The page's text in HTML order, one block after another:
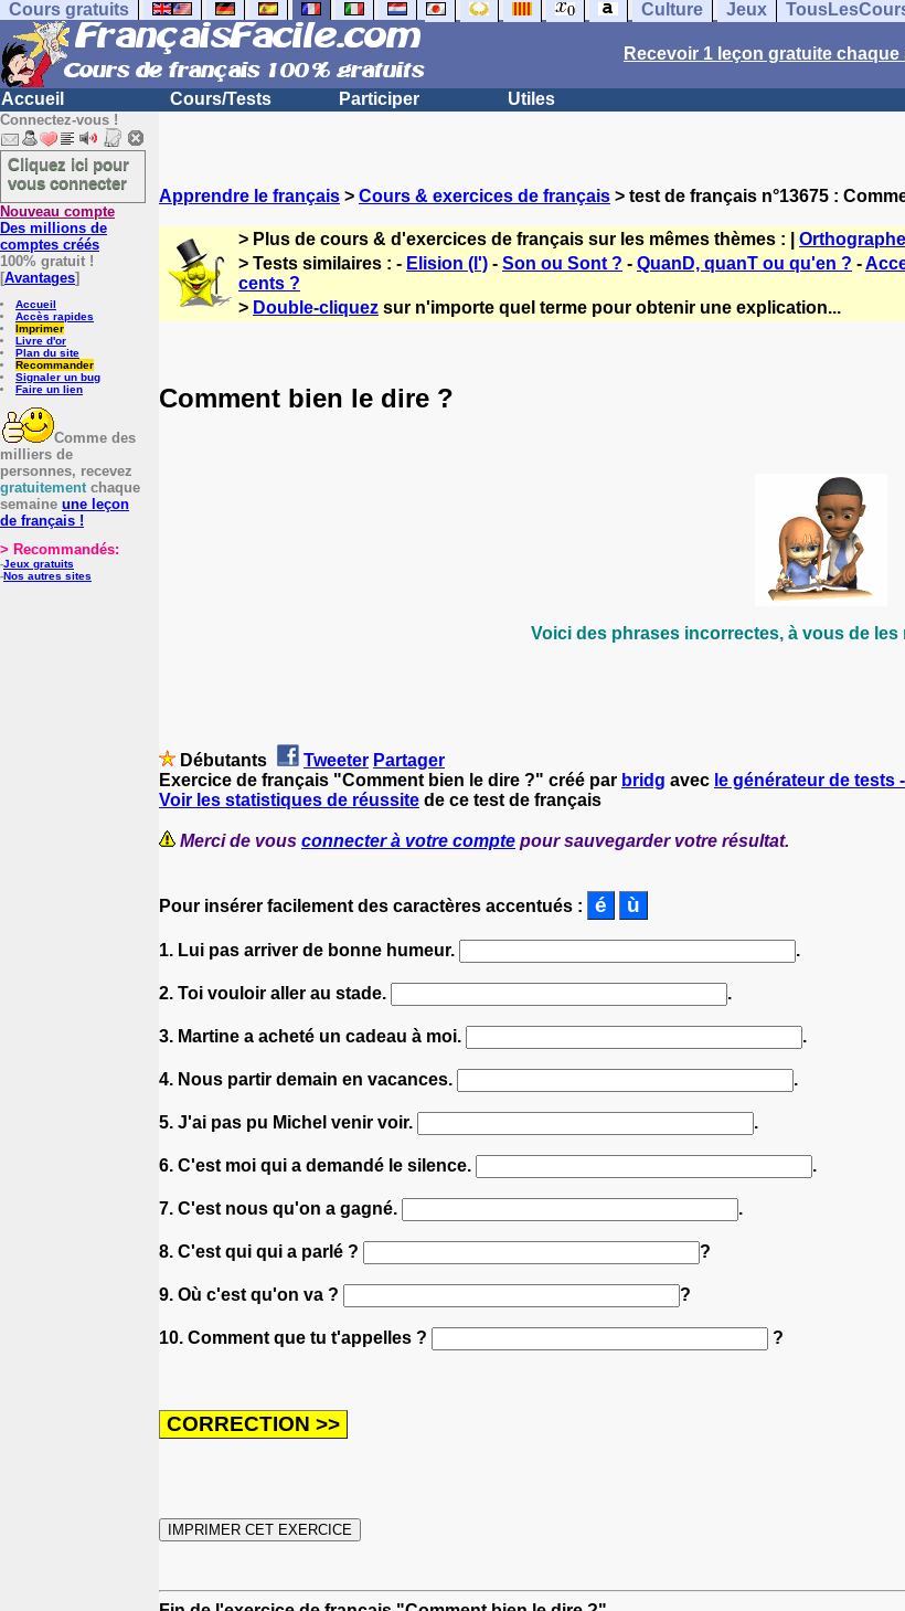
Cours gratuits Culture Jeux
Recevoir 1 leçon gratuite chaque
Accueil Cours/Tests Participer Utiles
Connectez-vous !
Cliquez ici pour
vous connecter
Nouveau compte
Des millions de
comptes créés
100% gratuit !
[Avantages]
Accueil
Accès rapides
Imprimer
Livre d'or
Plan du site
Recommander
Signaler un bug
Faire un lien
Comme des
milliers de
personnes, recevez
gratuitementchaque
semaine une leçon
de français !
> Recommandés:
-Jeux gratuits
-Nos autres sites
Apprendre le français > Cours & exercices de français > test de français n°13675 :
> Plus de cours & d'exercices de français sur les mêmes thèmes : | Orthographe
> Tests similaires : - Elision (l') - Son ou Sont ? - QuanD, quanT ou qu'en ? -
cents ?
> Double-cliquez sur n'importe quel terme pour obtenir une explication...
Comment bien le dire ?
Voici des phrases incorrectes, à vous de
Débutants Tweeter Partager
Exercice de français "Comment bien le dire ?" créé par bridg avec le générateur de tests
Voir les statistiques de réussite de ce test de français
Merci de vous connecter à votre compte pour sauvegarder votre résultat.
Pour insérer facilement des caractères accentués :
1. Lui pas arriver de bonne humeur. .
2. Toi vouloir aller au stade. .
3. Martine a acheté un cadeau à moi. .
4. Nous partir demain en vacances. .
5. J'ai pas pu Michel venir voir. .
6. C'est moi qui a demandé le silence. .
7. C'est nous qu'on a gagné. .
8. C'est qui qui a parlé ? ?
9. Où c'est qu'on va ? ?
10. Comment que tu t'appelles ? ?